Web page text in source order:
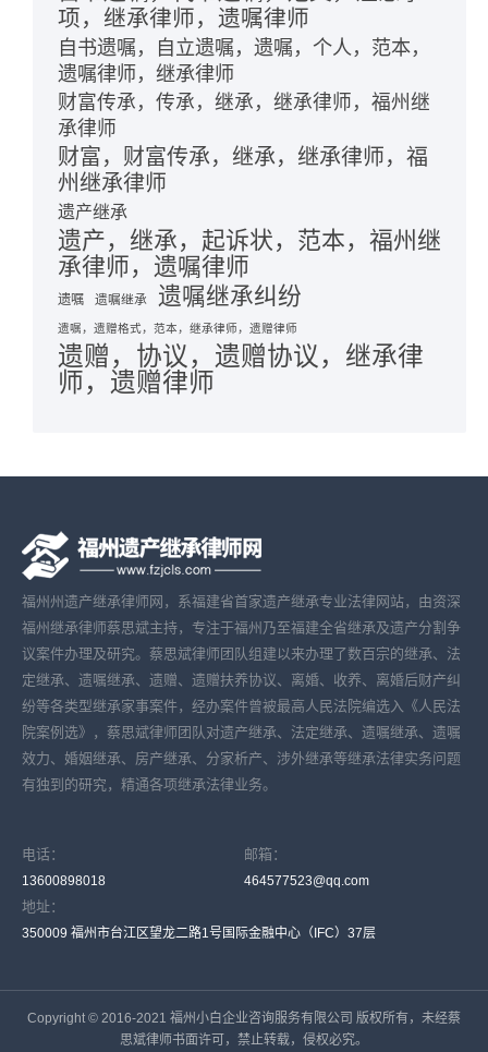
项，继承律师，遗嘱律师
自书遗嘱，自立遗嘱，遗嘱，个人，范本，
遗嘱律师，继承律师
财富传承，传承，继承，继承律师，福州继
承律师
财富，财富传承，继承，继承律师，福
州继承律师
遗产继承
遗产，继承，起诉状，范本，福州继
承律师，遗嘱律师
遗嘱 遗嘱继承 遗嘱继承纠纷
遗嘱，遗赠格式，范本，继承律师，遗赠律师
遗赠，协议，遗赠协议，继承律
师，遗赠律师
福州州遗产继承律师网，系福建省首家遗产继承专业法律网站，由资深
福州继承律师蔡思斌主持，专注于福州乃至福建全省继承及遗产分割争
议案件办理及研究。蔡思斌律师团队组建以来办理了数百宗的继承、法
定继承、遗嘱继承、遗赠、遗赠扶养协议、离婚、收养、离婚后财产纠
纷等各类型继承家事案件，经办案件曾被最高人民法院编选入《人民法
院案例选》，蔡思斌律师团队对遗产继承、法定继承、遗嘱继承、遗嘱
效力、婚姻继承、房产继承、分家析产、涉外继承等继承法律实务问题
有独到的研究，精通各项继承法律业务。
电话：
13600898018
邮箱：
464577523@qq.com
地址：
350009 福州市台江区望龙二路1号国际金融中心（IFC）37层
Copyright © 2016-2021 福州小白企业咨询服务有限公司 版权所有，未经蔡
思斌律师书面许可，禁止转载，侵权必究。